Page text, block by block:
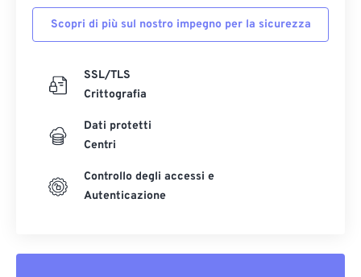
Scopri di più sul nostro impegno per la sicurezza
SSL/TLS
Crittografia
Dati protetti
Centri
Controllo degli accessi e
Autenticazione